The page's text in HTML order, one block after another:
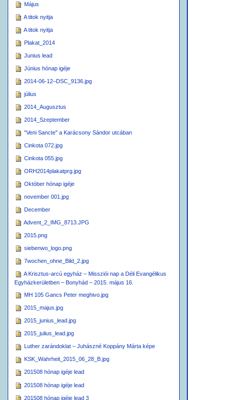
Május
A titok nyitja
A titok nyitja
Plakat_2014
Junius lead
Június hónap igéje
2014-06-12–DSC_9136.jpg
július
2014_Augusztus
2014_Szeptember
"Veni Sancte" a Karácsony Sándor utcában
Cinkota 072.jpg
Cinkota 055.jpg
ORH2014plakatprg.jpg
Október hónap igéje
november 001.jpg
December
Advent_2_IMG_8713.JPG
2015.png
siebenwo_logo.png
7wochen_ohne_Bild_2.jpg
A Krisztus-arcú egyház – Missziói nap a Déli Evangélikus
Egyházkerületben – Bonyhád – 2015. május 16.
MH 105 Gancs Peter meghivo.jpg
2015_majus.jpg
2015_junius_lead.jpg
2015_julius_lead.jpg
Luther zarándoklat – Juhászné Koppány Márta képe
KSK_Wahrheit_2015_06_28_B.jpg
201508 hónap igéje lead
201508 hónap igéje lead
201508 hónap igéje lead 3